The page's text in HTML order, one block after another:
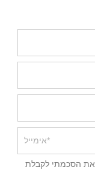
את הסכמתי לקבלת